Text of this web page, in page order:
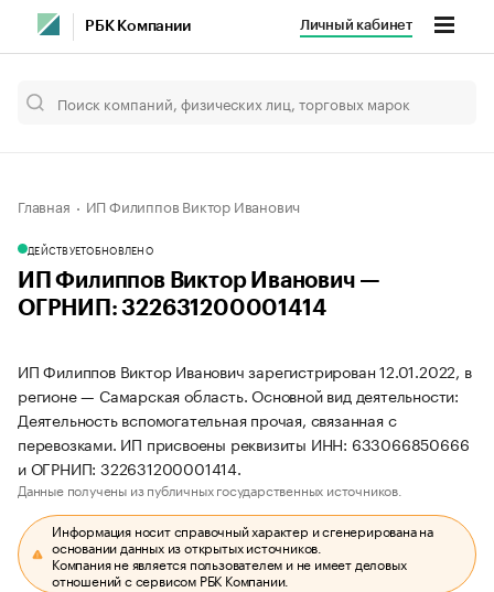
РБК Компании Личный кабинет
Главная ИП Филиппов Виктор Иванович
ДЕЙСТВУЕТОБНОВЛЕНО
ИП Филиппов Виктор Иванович —
ОГРНИП: 322631200001414
ИП Филиппов Виктор Иванович зарегистрирован 12.01.2022, в
регионе — Самарская область. Основной вид деятельности:
Деятельность вспомогательная прочая, связанная с
перевозками. ИП присвоены реквизиты ИНН: 633066850666
и ОГРНИП: 322631200001414.
Данные получены из публичных государственных источников.
Информация носит справочный характер и сгенерирована на
основании данных из открытых источников.
Компания не является пользователем и не имеет деловых
отношений с сервисом РБК Компании.